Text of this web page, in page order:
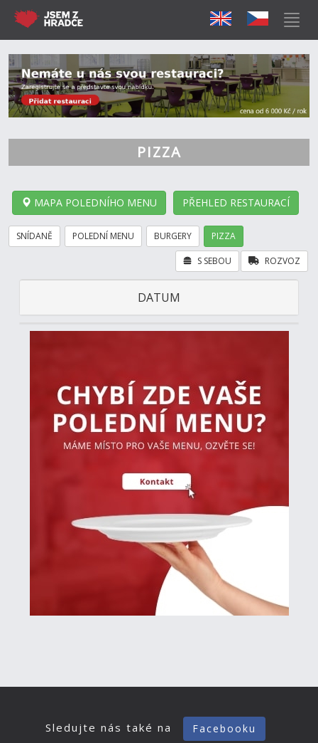
PIZZA
MAPA POLEDNÍHO MENU PŘEHLED RESTAURACÍ
SNÍDANĚ POLEDNÍ MENU BURGERY PIZZA
ROZVOZ
S SEBOU
DATUM
Sledujte nás také na Facebooku